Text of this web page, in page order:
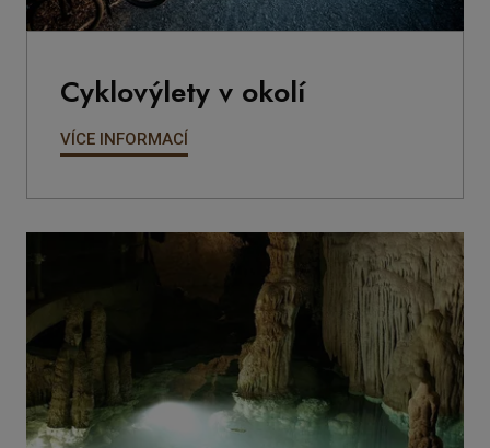
Cyklovýlety v okolí
VÍCE INFORMACÍ